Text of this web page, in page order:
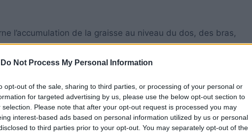
Do Not Process My Personal Information
opt-out of the sale, sharing to third parties, or processing of your personal or
for targeted advertising by us, please use the below opt-out section to
selection. Please note that after your opt-out request is processed you may
interest-based ads based on personal information utilized by us or personal
to third parties prior to your opt-out. You may separately opt-out of the
l’accumulation de la graisse au niveau du dos, des bras,
Faites preuve de précision et comptez entre 1500 et
1800 à 2500 calories quand on est un homme. Avec le
sportive par jour est suffisante, notamment pour les